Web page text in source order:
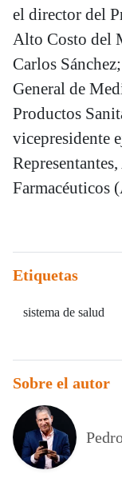
el director del
Alto Costo del
Carlos
General de
Productos
vicepresidente
Farmacéuticos
Etiquetas
sistema de salud
Sobre el autor